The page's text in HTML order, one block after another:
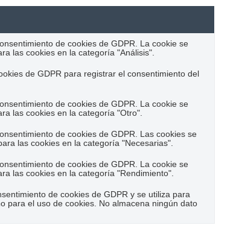
de cookies de GDPR. La cookie se
las cookies en la categoría "Análisis".
de GDPR para registrar el consentimiento del
de cookies de GDPR. La cookie se
las cookies en la categoría "Otro".
de cookies de GDPR. Las cookies se
las cookies en la categoría "Necesarias".
de cookies de GDPR. La cookie se
las cookies en la categoría "Rendimiento".
de cookies de GDPR y se utiliza para
para el uso de cookies. No almacena ningún dato